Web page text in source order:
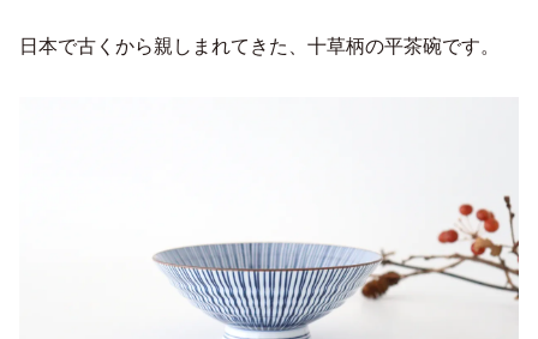
日本で古くから親しまれてきた、十草柄の平茶碗です。